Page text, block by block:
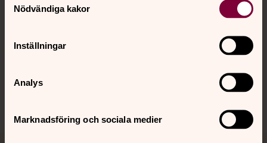
Nödvändiga kakor
Inställningar
Analys
Marknadsföring och sociala medier